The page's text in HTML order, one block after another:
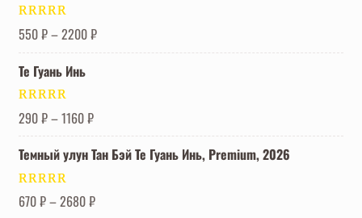
Оценка5.00
из 5
550₽–2200₽
Те Гуань Инь
Оценка5.00
из 5
290₽–1160₽
Темный улун Тан Бэй Те Гуань Инь, Premium, 2026
Оценка5.00
из 5
670₽–2680₽